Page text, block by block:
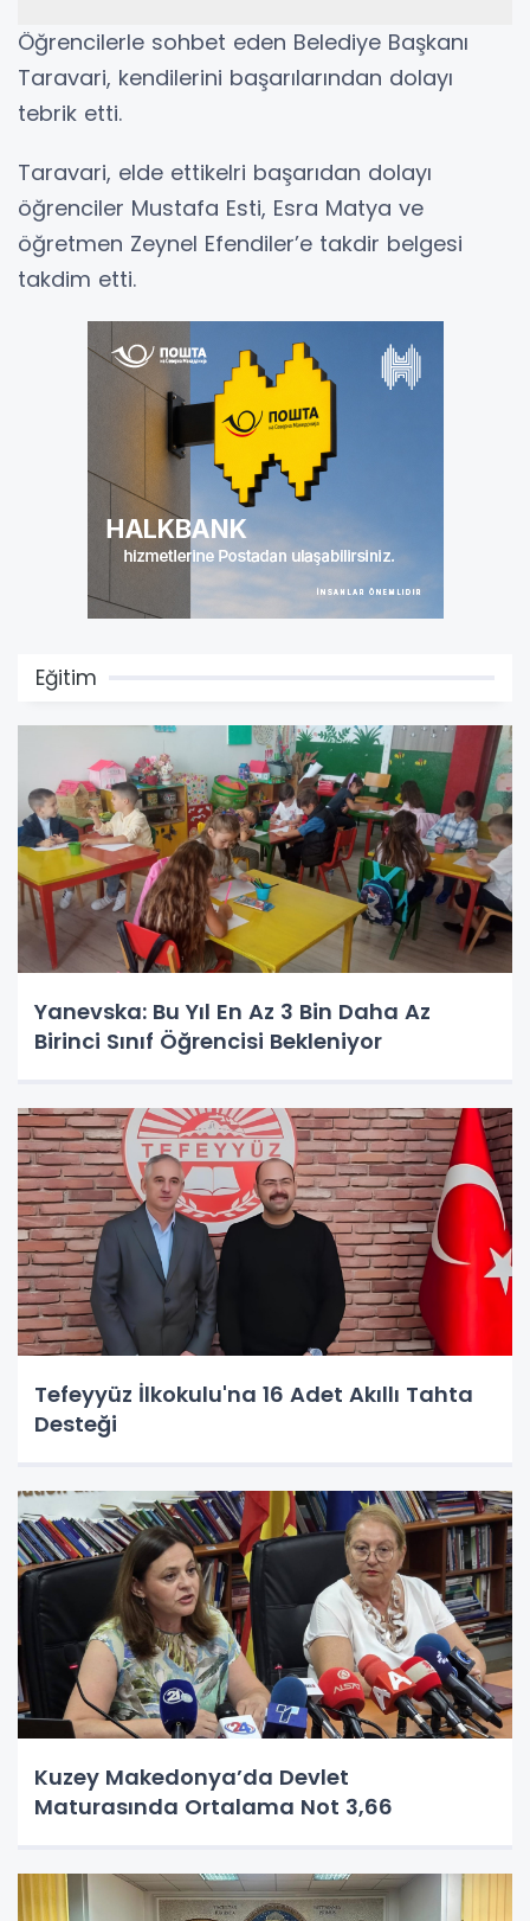
Öğrencilerle sohbet eden Belediye Başkanı
Taravari, kendilerini başarılarından dolayı
tebrik etti.
Taravari, elde ettikelri başarıdan dolayı
öğrenciler Mustafa Esti, Esra Matya ve
öğretmen Zeynel Efendiler’e takdir belgesi
takdim etti.
Eğitim
Yanevska: Bu Yıl En Az 3 Bin Daha Az
Birinci Sınıf Öğrencisi Bekleniyor
Tefeyyüz İlkokulu'na 16 Adet Akıllı Tahta
Desteği
Kuzey Makedonya’da Devlet
Maturasında Ortalama Not 3,66